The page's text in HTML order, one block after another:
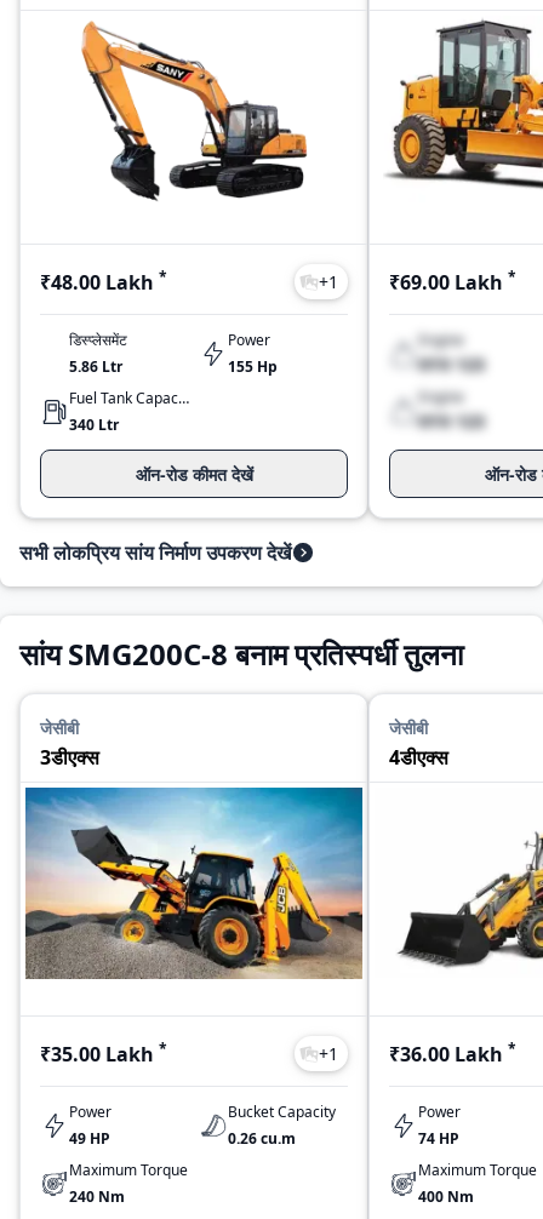
₹48.00 Lakh * +1
डिस्प्लेसमेंट
5.86 Ltr
Power
155 Hp
Fuel Tank Capacity
340 Ltr
ऑन-रोड कीमत देखें
₹69.00 Lakh *
Engine
XYX 123
Engine
XYX 123
ऑन-रोड
सभी लोकप्रिय सांय निर्माण उपकरण देखें
सांय SMG200C-8 बनाम प्रतिस्पर्धी तुलना
जेसीबी
3डीएक्स
₹35.00 Lakh * +1
Power
49 HP
Bucket Capacity
0.26 cu.m
Maximum Torque
240 Nm
जेसीबी
4डीएक्स
₹36.00 Lakh *
Power
74 HP
Maximum Torque
400 Nm